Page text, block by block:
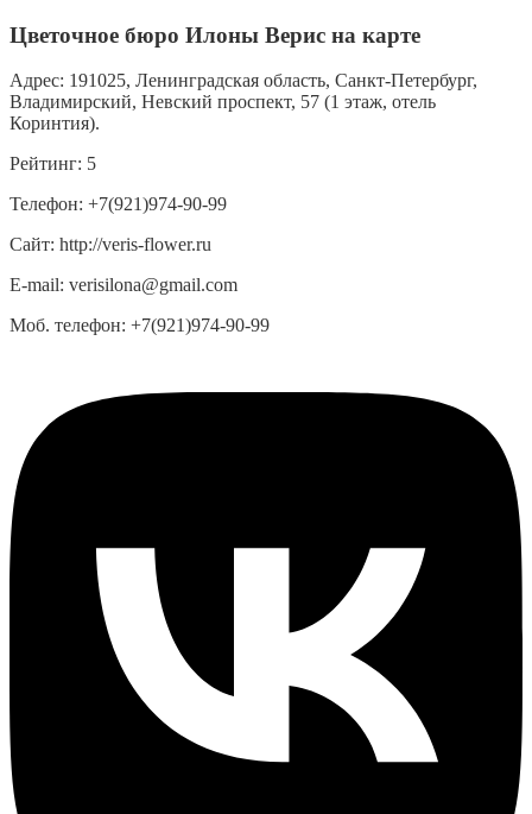
Цветочное бюро Илоны Верис на карте
Адрес: 191025, Ленинградская область, Санкт-Петербург,
Владимирский, Невский проспект, 57 (1 этаж, отель
Коринтия).
Рейтинг: 5
Телефон: +7(921)974-90-99
Сайт: http://veris-flower.ru
E-mail: verisilona@gmail.com
Моб. телефон: +7(921)974-90-99